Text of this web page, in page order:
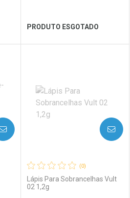
Ver Desconto Convênio
PRODUTO ESGOTADO
Laboratório
Por Menos
(0)
Lápis Para Sobrancelhas Vult
02 1,2g
AVISE-ME